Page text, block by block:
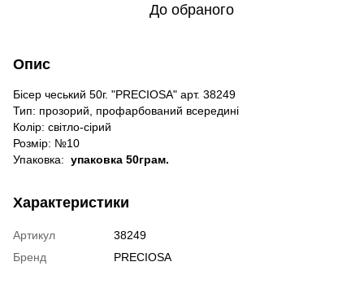
До обраного
Опис
Бісер чеський 50г. "PRECIOSA" арт. 38249
Тип: прозорий, профарбований всередині
Колір: світло-сірий
Розмір: №10
Упаковка: упаковка 50грам.
Характеристики
Артикул
38249
Бренд
PRECIOSA